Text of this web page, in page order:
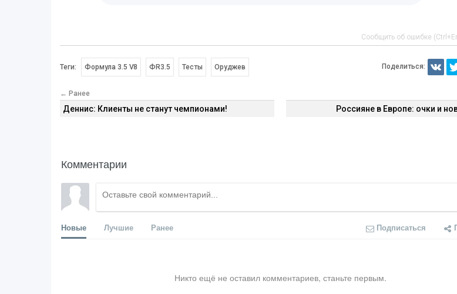
Сообщить об ошибке
Теги: Формула 3.5 V8 ФR3.5 Тесты Оруджев Поделиться:
← Ранее
Деннис: Клиенты не станут чемпионами! Россияне в Европе: очки и
Комментарии
Новые Лучшие Ранее Подписаться
Никто ещё не оставил комментариев, станьте первым.